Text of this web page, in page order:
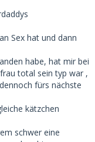
Sex hat und dann
habe, hat mir bei
total sein typ war ,
fürs nächste
kätzchen
schwer eine